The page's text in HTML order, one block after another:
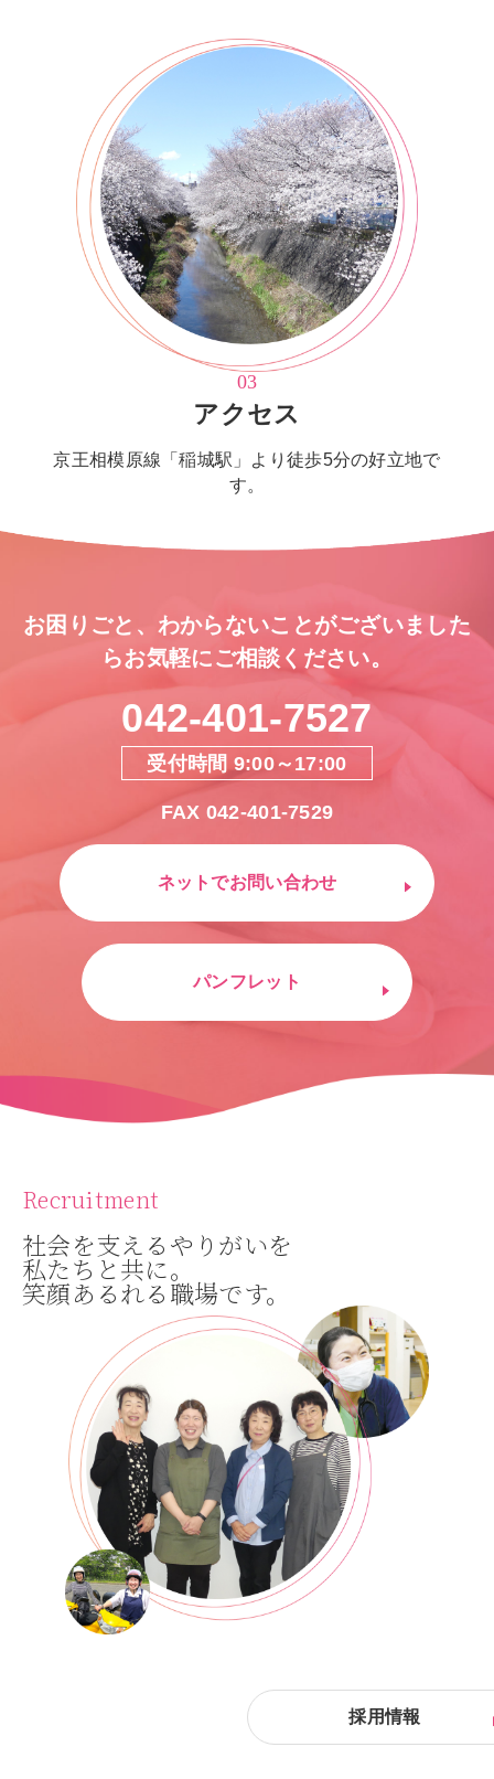
03
アクセス
京王相模原線「稲城駅」より徒歩5分の好立地で
す。
お困りごと、わからないことがございました
らお気軽にご相談ください。
042-401-7527
受付時間 9:00～17:00
FAX 042-401-7529
ネットでお問い合わせ
パンフレット
Recruitment
社会を支えるやりがいを
私たちと共に。
笑顔あるれる職場です。
採用情報